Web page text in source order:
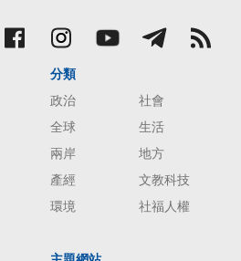
分類
政治
社會
全球
生活
兩岸
地方
產經
文教科技
環境
社福人權